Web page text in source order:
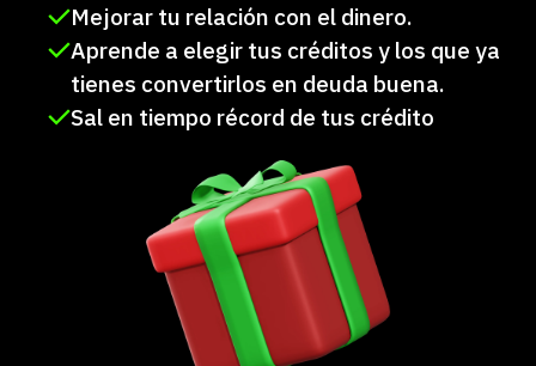
Mejorar tu relación con el dinero.
Aprende a elegir tus créditos y los que ya
tienes convertirlos en deuda buena.
Sal en tiempo récord de tus crédito